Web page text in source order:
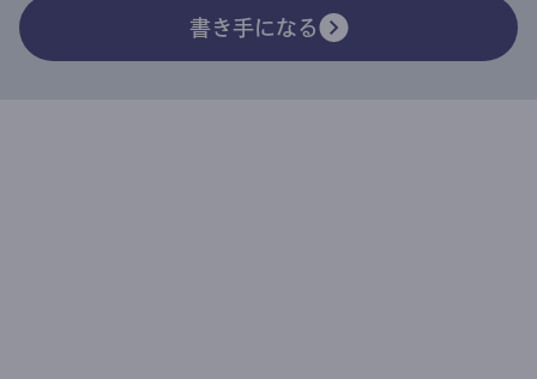
書き手になる